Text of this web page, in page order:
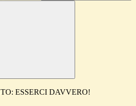
ESSERCI DAVVERO!